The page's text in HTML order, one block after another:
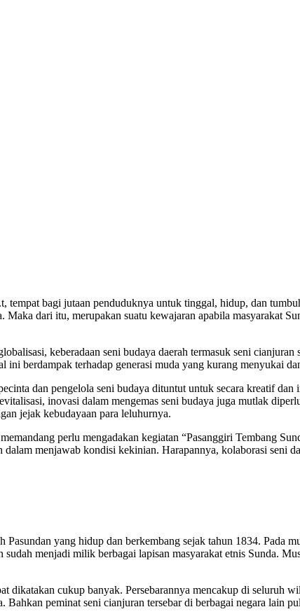
tempat bagi jutaan penduduknya untuk tinggal, hidup, dan
Maka dari itu, merupakan suatu kewajaran apabila masyarakat
keberadaan seni budaya daerah termasuk seni
berdampak terhadap generasi muda yang kurang menyukai
dan pengelola seni budaya dituntut untuk secara kreatif
inovasi dalam mengemas seni budaya juga mutlak
jejak kebudayaan para leluhurnya.
perlu mengadakan kegiatan “Pasanggiri Tembang
dalam menjawab kondisi kekinian. Harapannya, kolaborasi seni
Pasundan yang hidup dan berkembang sejak tahun 1834. Pada
menjadi milik berbagai lapisan masyarakat etnis Sunda.
dikatakan cukup banyak. Persebarannya mencakup di seluruh
peminat seni cianjuran tersebar di berbagai negara lain